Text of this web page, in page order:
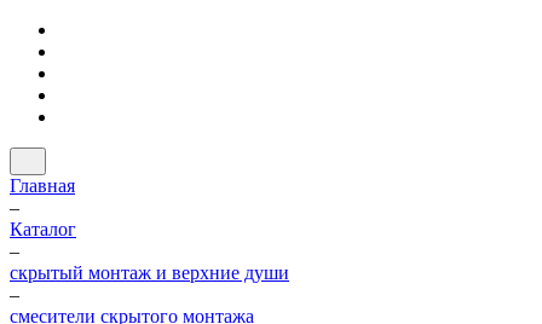
Главная
–
Каталог
–
скрытый монтаж и верхние души
–
смесители скрытого монтажа